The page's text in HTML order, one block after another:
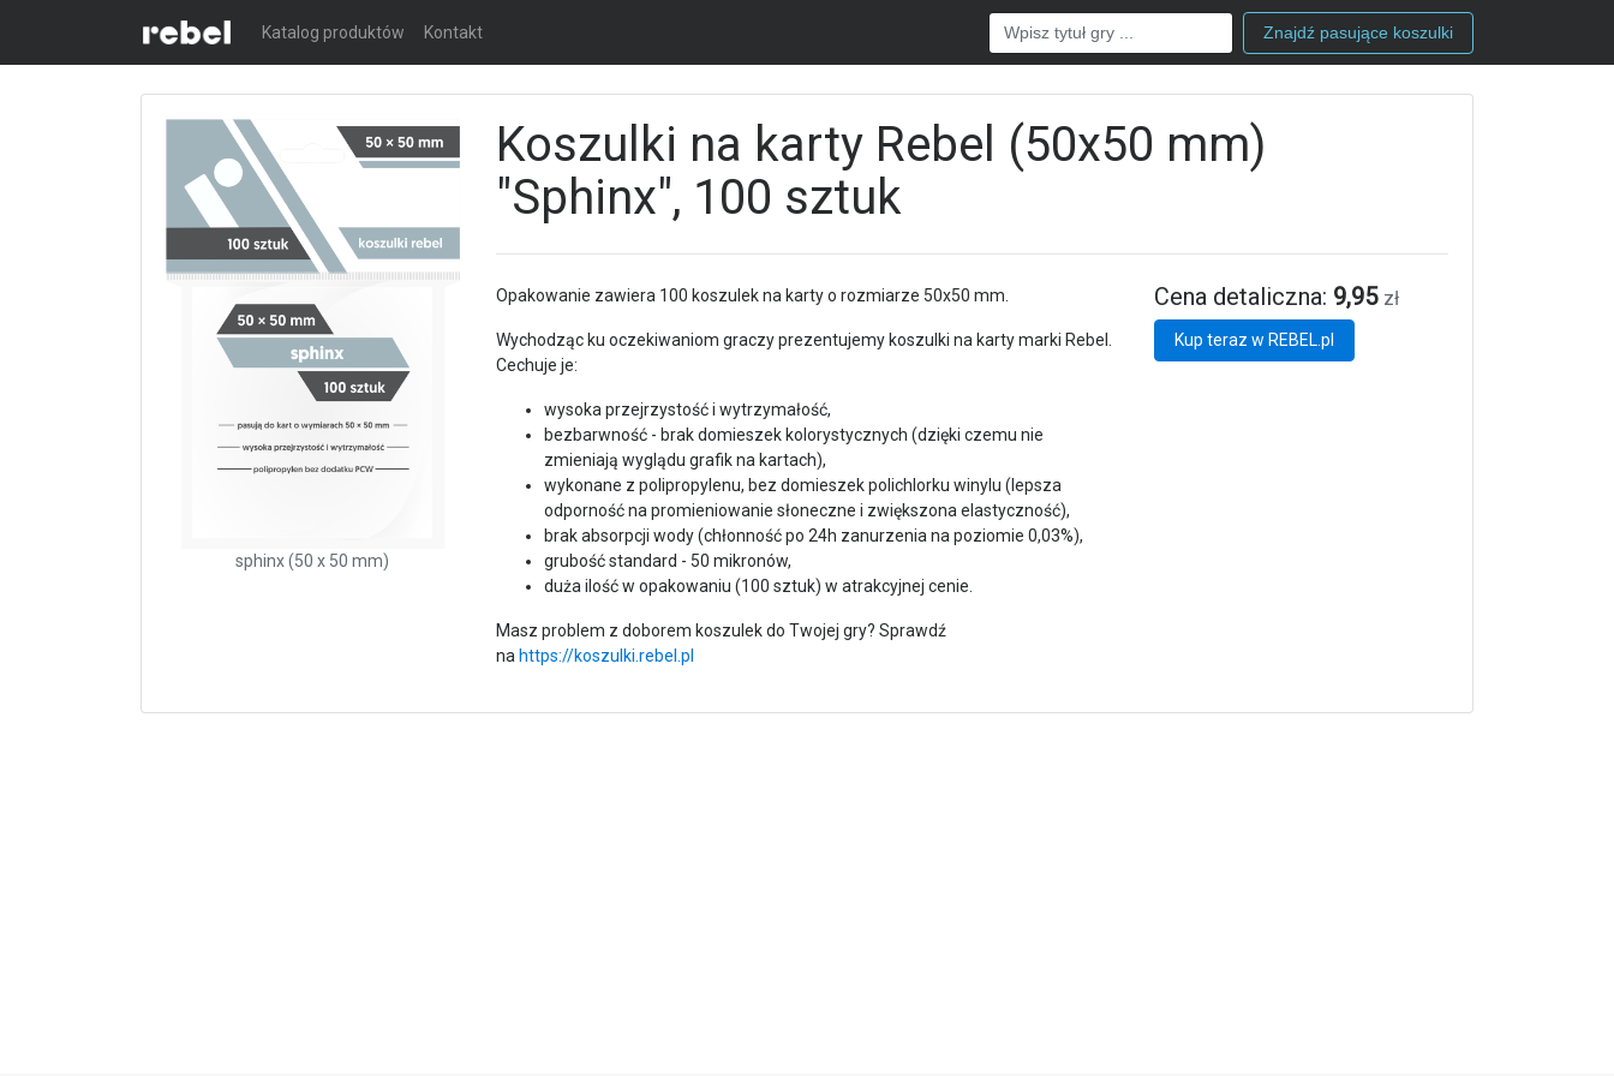
Katalog produktów Kontakt Znajdź pasujące koszulki
sphinx (50 x 50 mm)
Koszulki na karty Rebel (50x50 mm)
"Sphinx", 100 sztuk
Cena detaliczna: 9,95 zł
Kup teraz w REBEL.pl
Opakowanie zawiera 100 koszulek na karty o rozmiarze 50x50 mm.
Wychodząc ku oczekiwaniom graczy prezentujemy koszulki na karty marki Rebel.
Cechuje je:
wysoka przejrzystość i wytrzymałość,
bezbarwność - brak domieszek kolorystycznych (dzięki czemu nie
zmieniają wyglądu grafik na kartach),
wykonane z polipropylenu, bez domieszek polichlorku winylu (lepsza
odporność na promieniowanie słoneczne i zwiększona elastyczność),
brak absorpcji wody (chłonność po 24h zanurzenia na poziomie 0,03%),
grubość standard - 50 mikronów,
duża ilość w opakowaniu (100 sztuk) w atrakcyjnej cenie.
Masz problem z doborem koszulek do Twojej gry? Sprawdź
na https://koszulki.rebel.pl